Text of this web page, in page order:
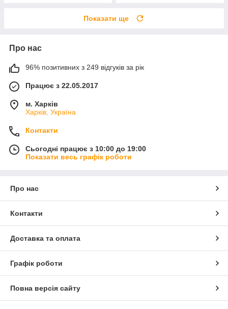
Показати ще
Про нас
96% позитивних з 249 відгуків за рік
Працює з 22.05.2017
м. Харків
Харків, Україна
Контакти
Сьогодні працює з 10:00 до 19:00
Показати весь графік роботи
Про нас
Контакти
Доставка та оплата
Графік роботи
Повна версія сайту